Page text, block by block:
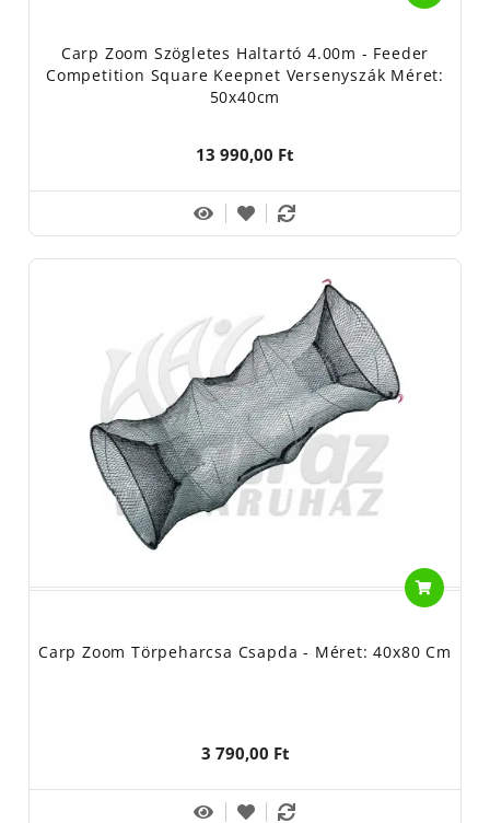
Carp Zoom Szögletes Haltartó 4.00m - Feeder
Competition Square Keepnet Versenyszák Méret:
50x40cm
13 990,00 Ft
Carp Zoom Törpeharcsa Csapda - Méret: 40x80 Cm
3 790,00 Ft